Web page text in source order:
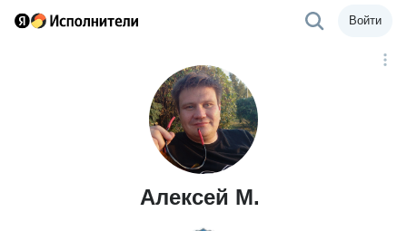
Войти
Алексей М.